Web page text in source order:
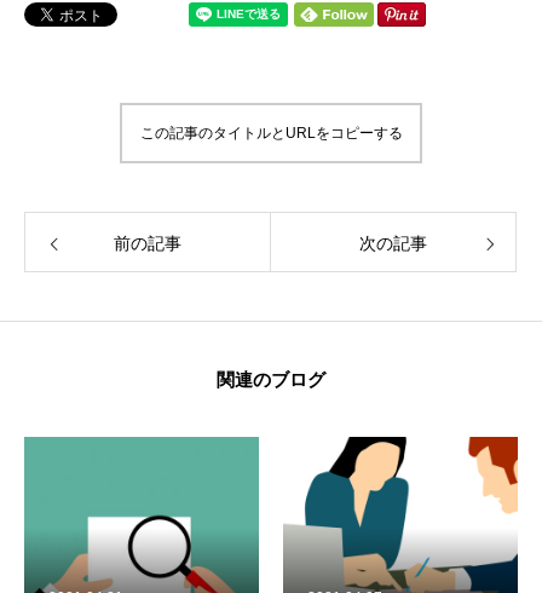
この記事のタイトルとURLをコピーする
前の記事 次の記事
関連のブログ